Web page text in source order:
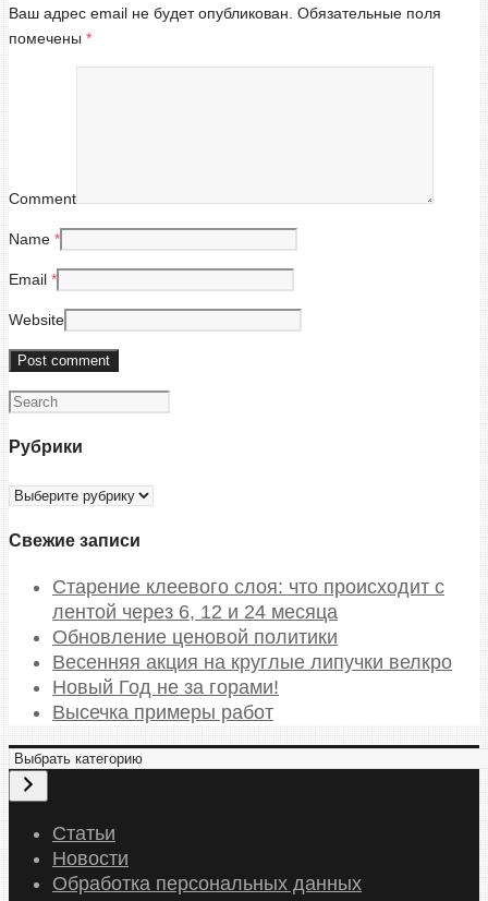
Ваш адрес email не будет опубликован. Обязательные поля
помечены *
Comment
Name *
Email *
Website
Рубрики
Свежие записи
Старение клеевого слоя: что происходит с
лентой через 6, 12 и 24 месяца
Обновление ценовой политики
Весенняя акция на круглые липучки велкро
Новый Год не за горами!
Высечка примеры работ
Статьи
Новости
Обработка персональных данных